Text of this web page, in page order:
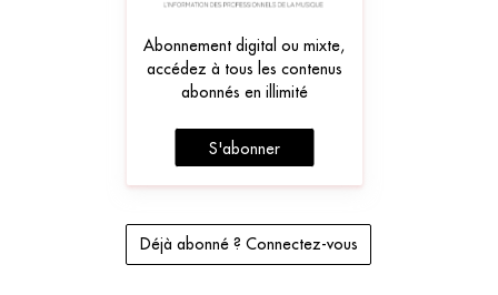
Abonnement digital ou mixte,
accédez à tous les contenus
abonnés en illimité
S'abonner
Déjà abonné ? Connectez-vous